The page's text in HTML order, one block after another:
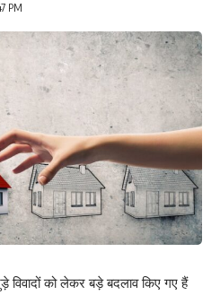
PM
विवादों को लेकर बड़े बदलाव किए गए हैं